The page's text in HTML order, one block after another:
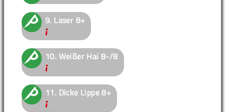
9. Laser 8+
10. Weißer Hai 8-/8
11. Dicke Lippe8+